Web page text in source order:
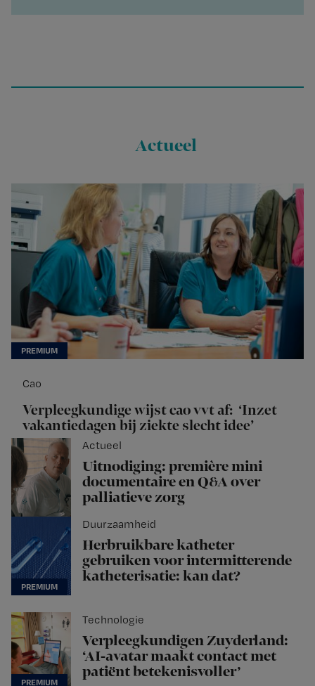
Actueel
Cao
Verpleegkundige wijst cao vvt af: ‘Inzet
vakantiedagen bij ziekte slecht idee’
Actueel
Uitnodiging: première mini
documentaire en Q&A over
palliatieve zorg
Duurzaamheid
Herbruikbare katheter
gebruiken voor intermitterende
katheterisatie: kan dat?
Technologie
Verpleegkundigen Zuyderland:
‘AI-avatar maakt contact met
patiënt betekenisvoller’